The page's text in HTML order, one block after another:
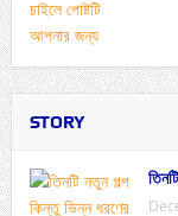
STORY